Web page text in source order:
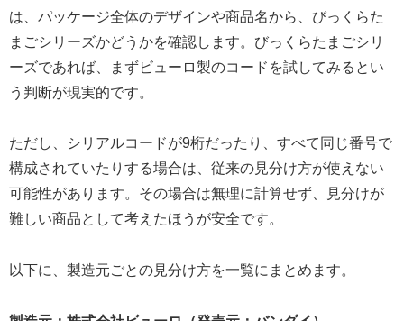
は、パッケージ全体のデザインや商品名から、びっくらた
まごシリーズかどうかを確認します。びっくらたまごシリ
ーズであれば、まずビューロ製のコードを試してみるとい
う判断が現実的です。
ただし、シリアルコードが9桁だったり、すべて同じ番号で
構成されていたりする場合は、従来の見分け方が使えない
可能性があります。その場合は無理に計算せず、見分けが
難しい商品として考えたほうが安全です。
以下に、製造元ごとの見分け方を一覧にまとめます。